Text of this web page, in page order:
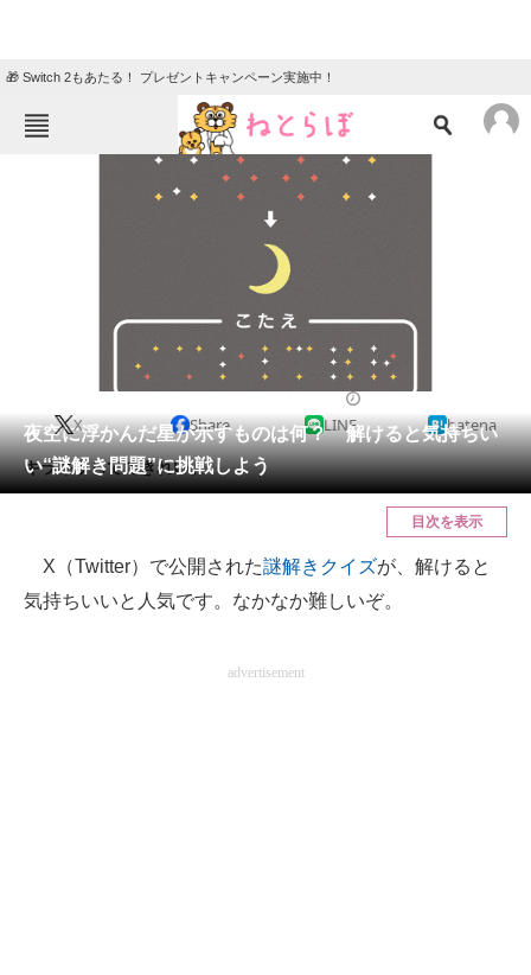
🎁 Switch 2もあたる！ プレゼントキャンペーン実施中！
ねとらぼメニュー
ニュース
クイズ
地域
リサーチ
会員記事
メディア
ITの今と未来を見通す
夜空に浮かんだ星が示すものは何？ 解けると気持ちい
い“謎解き問題”に挑戦しよう
X Share LINE hatena
キラキラしててきれい。
目次を表示
X（Twitter）で公開された謎解きクイズが、解けると
気持ちいいと人気です。なかなか難しいぞ。
advertisement